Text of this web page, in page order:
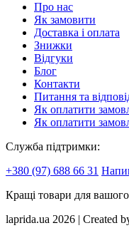
Про нас
Як замовити
Доставка і оплата
Знижки
Відгуки
Блог
Контакти
Питання та
Як оплатити
Як оплатити
Служба підтримки:
+380 (97) 688 66 31
Кращі товари для вашого
laprida.ua 2026 | Created